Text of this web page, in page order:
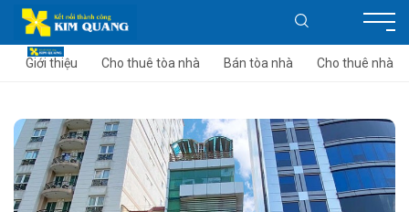
Giới thiệu Cho thuê tòa nhà Bán tòa nhà Cho thuê nhà